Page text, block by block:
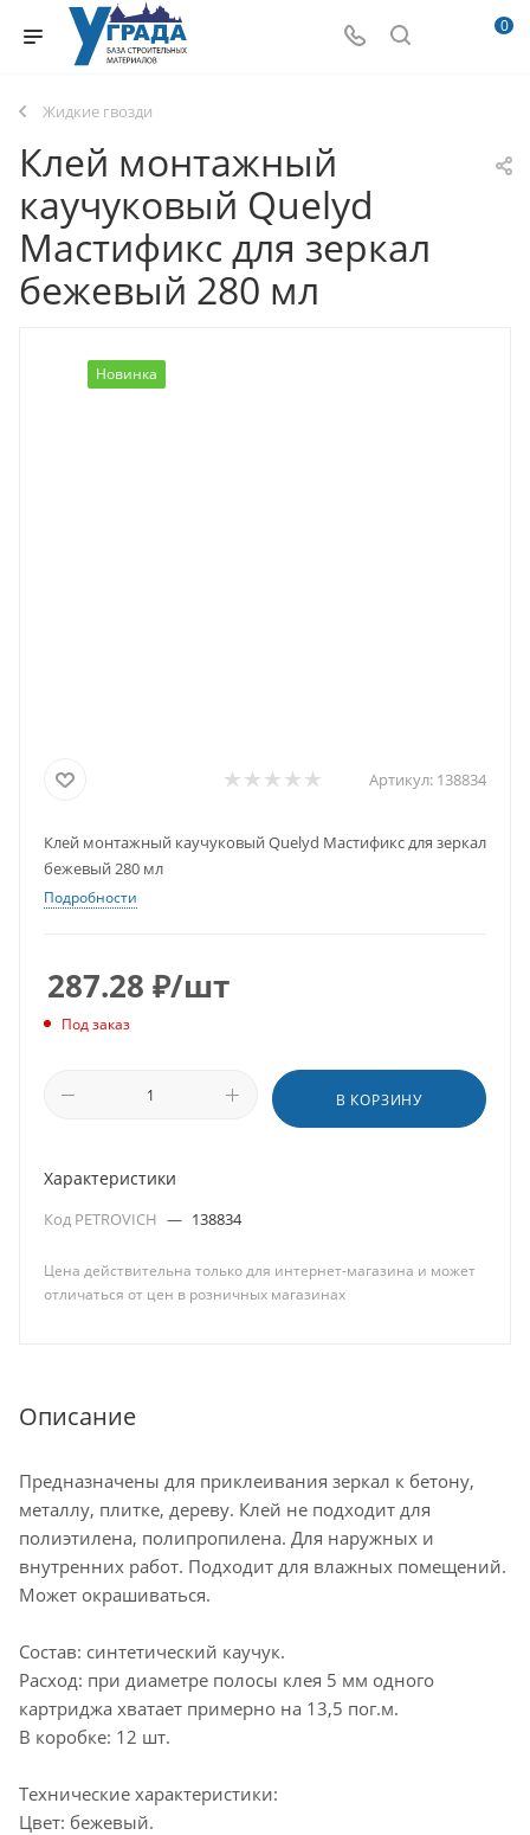
0
Жидкие гвозди
Клей монтажный
каучуковый Quelyd
Мастификс для зеркал
бежевый 280 мл
Новинка
Артикул: 138834
Клей монтажный каучуковый Quelyd Мастификс для зеркал
бежевый 280 мл
Подробности
287.28 ₽/шт
Под заказ
В КОРЗИНУ
Характеристики
Код PETROVICH — 138834
Цена действительна только для интернет-магазина и может
отличаться от цен в розничных магазинах
Описание
Предназначены для приклеивания зеркал к бетону,
металлу, плитке, дереву. Клей не подходит для
полиэтилена, полипропилена. Для наружных и
внутренних работ. Подходит для влажных помещений.
Может окрашиваться.
Состав: синтетический каучук.
Расход: при диаметре полосы клея 5 мм одного
картриджа хватает примерно на 13,5 пог.м.
В коробке: 12 шт.
Технические характеристики:
Цвет: бежевый.